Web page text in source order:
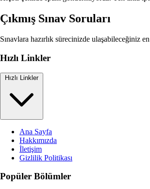
Çıkmış Sınav Soruları
Sınavlara hazırlık sürecinizde ulaşabileceğiniz
Hızlı Linkler
Hızlı Linkler
Ana Sayfa
Hakkımızda
İletişim
Gizlilik Politikası
Popüler Bölümler